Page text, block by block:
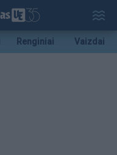
Renginiai Vaizdai